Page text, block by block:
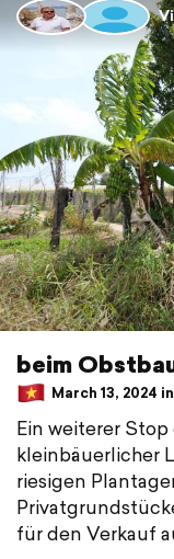
beim
March 13, 2024
Ein weiterer
kleinbäuerlicher
riesigen
für den Verkauf